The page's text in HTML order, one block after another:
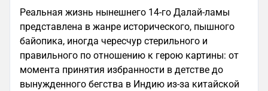
Реальная жизнь нынешнего 14-го Далай-ламы
представлена в жанре исторического, пышного
байопика, иногда чересчур стерильного и
правильного по отношению к герою картины: от
момента принятия избранности в детстве до
вынужденного бегства в Индию из-за китайской